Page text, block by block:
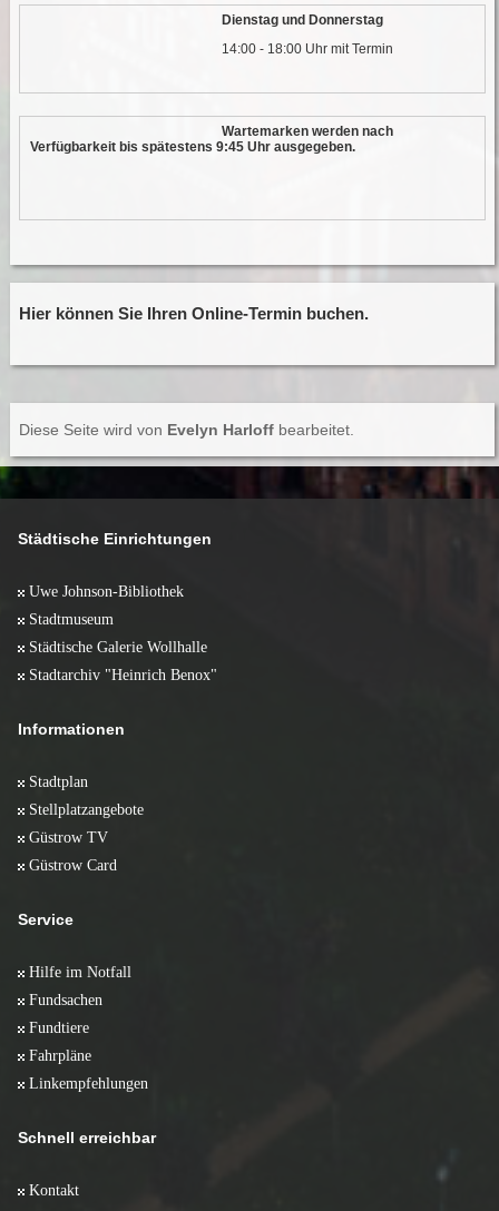
Dienstag und Donnerstag
14:00 - 18:00 Uhr mit Termin
Wartemarken werden nach
Verfügbarkeit bis spätestens 9:45 Uhr ausgegeben.
Hier können Sie Ihren Online-Termin buchen.
Diese Seite wird von Evelyn Harloffbearbeitet.
Städtische Einrichtungen
Uwe Johnson-Bibliothek
Stadtmuseum
Städtische Galerie Wollhalle
Stadtarchiv "Heinrich Benox"
Informationen
Stadtplan
Stellplatzangebote
Güstrow TV
Güstrow Card
Service
Hilfe im Notfall
Fundsachen
Fundtiere
Fahrpläne
Linkempfehlungen
Schnell erreichbar
Kontakt